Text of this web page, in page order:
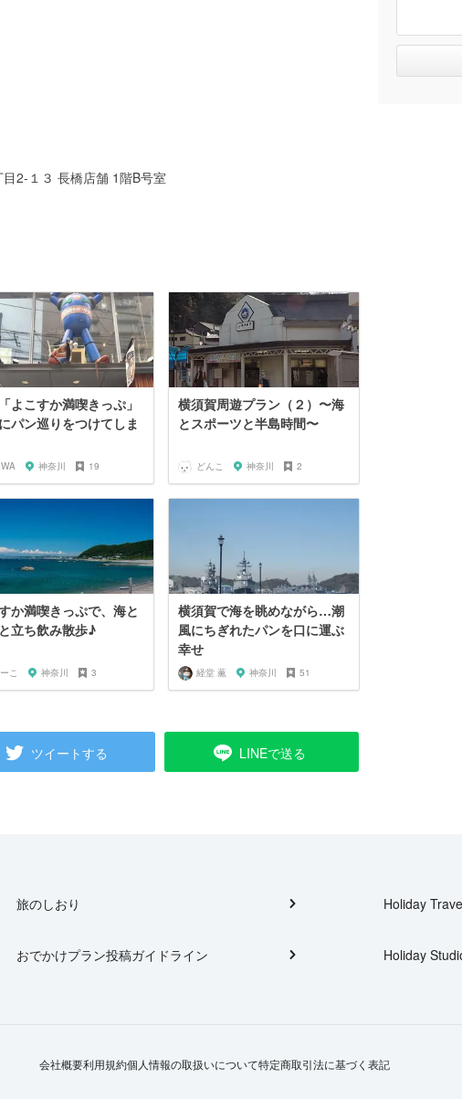
2-１３ 長橋店舗 1階B号室
よこすか満喫きっぷ」
パン巡りをつけてしま
神奈川 19
横須賀周遊プラン（２）〜海
とスポーツと半島時間〜
どんこ 神奈川 2
か満喫きっぷで、海と
立ち飲み散歩♪
こ 神奈川 3
横須賀で海を眺めながら…潮
風にちぎれたパンを口に運ぶ
幸せ
経堂 薫 神奈川 51
ツイートする LINEで送る
旅のしおり
おでかけプラン投稿ガイドライン
Holiday
Holiday
会社概要利用規約個人情報の取扱いについて特定商取引法に基づく表記